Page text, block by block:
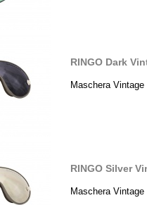
RINGO Dark
Maschera
RINGO Silver
Maschera